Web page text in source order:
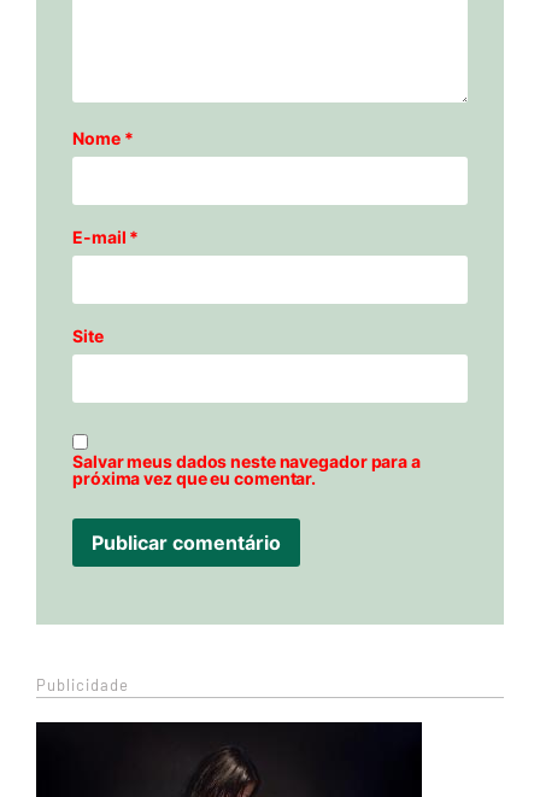
Nome *
E-mail *
Site
Salvar meus dados neste navegador para a
próxima vez que eu comentar.
Publicidade